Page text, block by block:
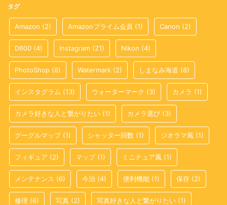
タグ
Amazon (2) Amazonプライム会員 (1) Canon (2)
D600 (4) Instagram (21) Nikon (4)
PhotoShop (8) Watermark (2) しまなみ海道 (8)
インスタグラム (13) ウォーターマーク (3) カメラ (1)
カメラ好きな人と繋がりたい (1) カメラ選び (3)
グーグルマップ(1) シャッター回数 (1) ジオラマ風 (1)
フィギュア (2) マップ(1) ミニチュア風 (1)
メンテナンス (6) 今治 (4) 便利機能 (1) 保存 (2)
修理 (6) 写真 (2) 写真好きな人と繋がりたい (1)